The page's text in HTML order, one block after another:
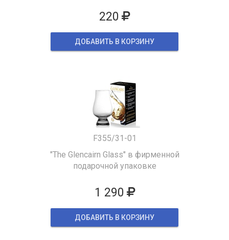
220
ДОБАВИТЬ В КОРЗИНУ
F355/31-01
"The Glencairn Glass" в фирменной
подарочной упаковке
1 290
ДОБАВИТЬ В КОРЗИНУ